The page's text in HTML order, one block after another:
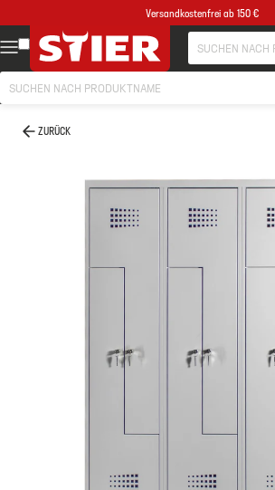
Versandkostenfrei ab 150 €
ZURÜCK